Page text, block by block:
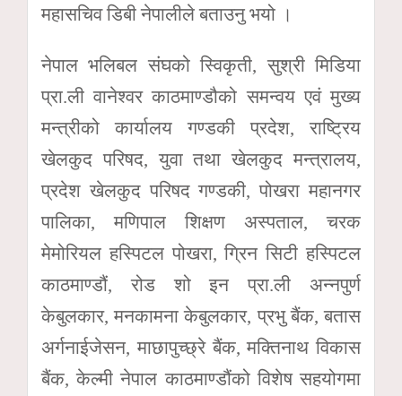
महासचिव डिबी नेपालीले बताउनु भयो ।
नेपाल भलिबल संघको स्विकृती, सुश्री मिडिया
प्रा.ली वानेश्वर काठमाण्डौको समन्वय एवं मुख्य
मन्त्रीको कार्यालय गण्डकी प्रदेश, राष्ट्रिय
खेलकुद परिषद, युवा तथा खेलकुद मन्त्रालय,
प्रदेश खेलकुद परिषद गण्डकी, पोखरा महानगर
पालिका, मणिपाल शिक्षण अस्पताल, चरक
मेमोरियल हस्पिटल पोखरा, ग्रिन सिटी हस्पिटल
काठमाण्डौं, रोड शो इन प्रा.ली अन्नपुर्ण
केबुलकार, मनकामना केबुलकार, प्रभु बैंक, बतास
अर्गनाईजेसन, माछापुच्छ्रे बैंक, मक्तिनाथ विकास
बैंक, केल्मी नेपाल काठमाण्डौंको विशेष सहयोगमा